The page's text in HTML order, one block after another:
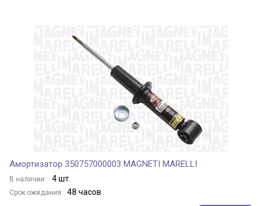
Амортизатор 350757000003 MAGNETI MARELLI
В наличии: 4 шт.
Срок ожидания: 48 часов